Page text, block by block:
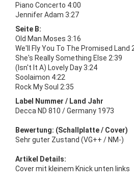
Piano Concerto 4:00
Jennifer Adam 3:27
Seite B:
Old Man Moses 3:16
We'll Fly You To The Promised Land
She's Really Something Else 2:39
(Isn't It A) Lovely Day 3:24
Soolaimon 4:22
Rock My Soul 2:35
Label Nummer / Land Jahr
Decca ND 810 / Germany 1973
Bewertung: (Schallplatte / Cover)
Sehr guter Zustand (VG++ / NM-)
Artikel Details:
Cover mit kleinem Knick unten links